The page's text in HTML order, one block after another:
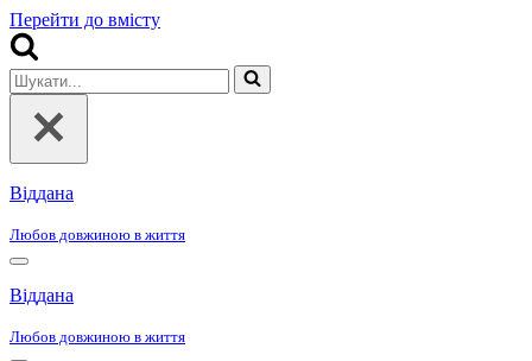
Перейти до вмісту
Шукати...
Віддана
Любов довжиною в життя
Меню
навігації
Віддана
Любов довжиною в життя